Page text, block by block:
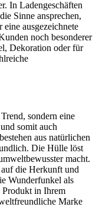
In Ladengeschäften
Sinne ansprechen,
ausgezeichnete
noch besonderer
Dekoration oder für
sondern eine
somit auch
aus natürlichen
Die Hülle löst
macht.
die Herkunft und
Wunderfunkel als
Produkt in Ihrem
Marke